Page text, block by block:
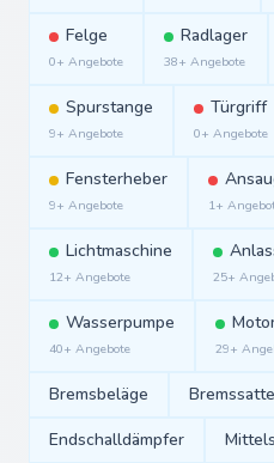
Felge
0+ Angebote
Radlager
38+ Angebote
Spurstange
9+ Angebote
Türgriff
0+ Angebote
Fensterheber
9+ Angebote 1+
Lichtmaschine
12+ Angebote 25+
Wasserpumpe
40+ Angebote 29+
Bremsbeläge
Endschalldämpfer